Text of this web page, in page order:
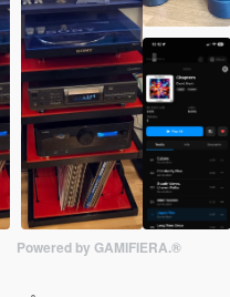
Powered by GAMIFIERA.®